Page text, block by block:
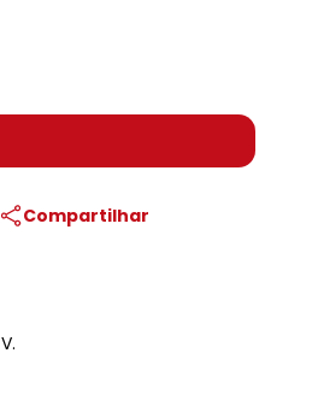
Compartilhar